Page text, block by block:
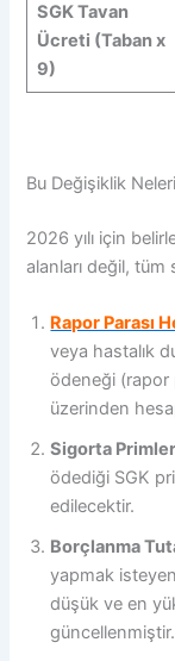
SGK Tavan
Ücreti (Taban x
9)
Bu Değişiklik
2026 yılı için
alanları değil,
Rapor Parası
veya hastalık
ödeneği (rapor
üzerinden
Sigorta
ödediği SGK
edilecektir.
Borçlanma
yapmak
düşük ve en
güncellenmiştir.